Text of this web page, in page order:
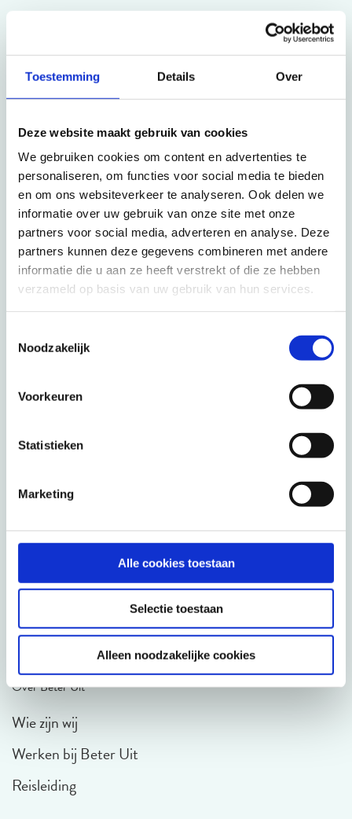
Toestemming Details Over
Deze website maakt gebruik van cookies
We gebruiken cookies om content en advertenties te
personaliseren, om functies voor social media te bieden
en om ons websiteverkeer te analyseren. Ook delen we
informatie over uw gebruik van onze site met onze
partners voor social media, adverteren en analyse. Deze
partners kunnen deze gegevens combineren met andere
informatie die u aan ze heeft verstrekt of die ze hebben
verzameld op basis van uw gebruik van hun services.
Noodzakelijk
Voorkeuren
Statistieken
Marketing
Alle cookies toestaan
Selectie toestaan
Alleen noodzakelijke cookies
088 3100 500
Nieuwsbrief
Meld je aan voor onze nieuwsbrief, zo ben je altijd op
de hoogte van de leukste reizen.
Inschrijven
Social media
Verzekeringen
Veelgestelde vragen
ANVR Voorwaarden
Aanvullende voorwaarden
Over Beter Uit
Wie zijn wij
Werken bij Beter Uit
Reisleiding